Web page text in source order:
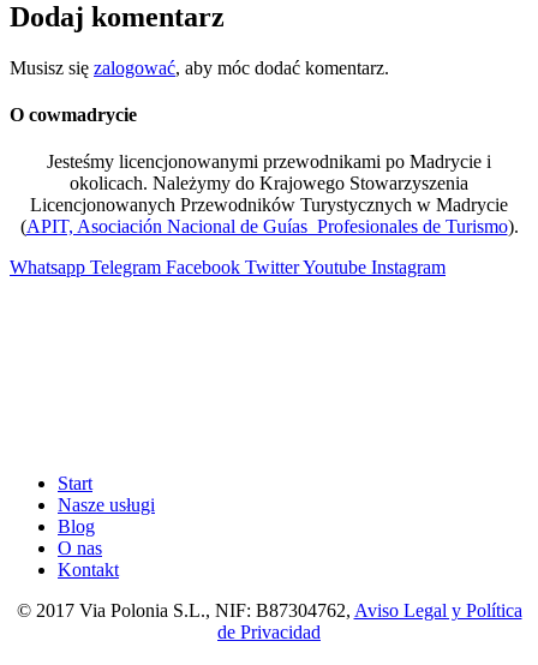
Dodaj komentarz
Musisz się zalogować, aby móc dodać komentarz.
O cowmadrycie
Jesteśmy licencjonowanymi przewodnikami po Madrycie i
okolicach. Należymy do Krajowego Stowarzyszenia
Licencjonowanych Przewodników Turystycznych w Madrycie
(APIT, Asociación Nacional de Guías Profesionales de Turismo).
Whatsapp Telegram Facebook TwitterYoutube Instagram
Start
Nasze usługi
Blog
O nas
Kontakt
© 2017 Via Polonia S.L., NIF: B87304762, Aviso Legal y Política
de Privacidad